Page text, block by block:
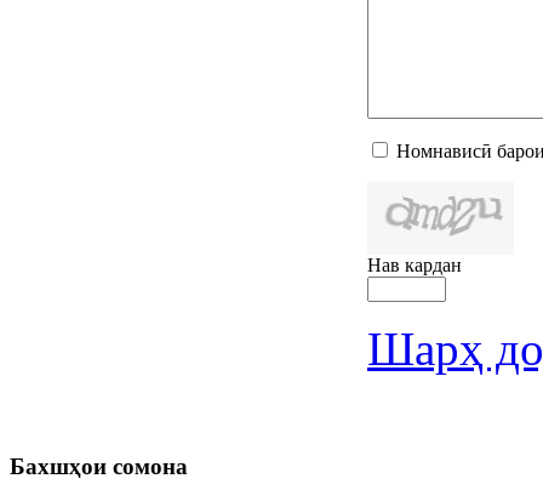
Номнависӣ
Нав кардан
Шарҳ
Бахшҳои сомона